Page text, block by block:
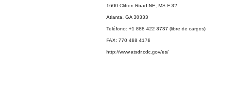
1600 Clifton Road NE, MS F-32
Atlanta, GA 30333
Teléfono: +1 888 422 8737 (libre de cargos)
FAX: 770 488 4178
http://www.atsdr.cdc.gov/es/